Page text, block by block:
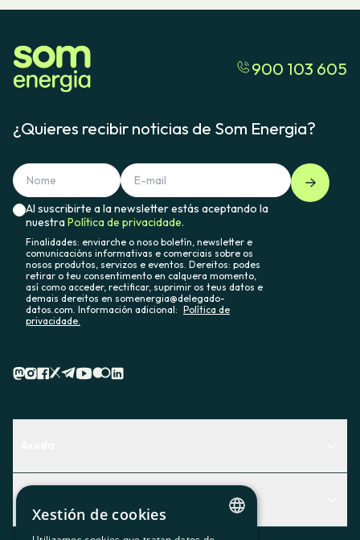
900 103 605
¿Quieres recibir noticias de Som Energia?
Al suscribirte a la newsletter estás aceptando la
nuestraPolítica de privacidade.
Finalidades: enviarche o noso boletín, newsletter e
comunicacións informativas e comerciais sobre os
nosos produtos, servizos e eventos. Dereitos: podes
retirar o teu consentimento en calquera momento,
así como acceder, rectificar, suprimir os teus datos e
demais dereitos en somenergia@delegado-
datos.com. Información adicional: Política de
privacidade.
Descubre qué servicio te encaja mejor
Contacto
Actualidad
Xestión de cookies